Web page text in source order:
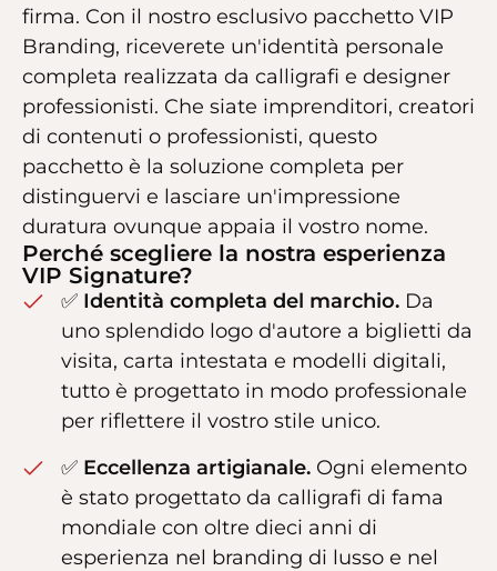
firma. Con il nostro esclusivo pacchetto VIP
Branding, riceverete un'identità personale
completa realizzata da calligrafi e designer
professionisti. Che siate imprenditori, creatori
di contenuti o professionisti, questo
pacchetto è la soluzione completa per
distinguervi e lasciare un'impressione
duratura ovunque appaia il vostro nome.
Perché scegliere la nostra esperienza
VIP Signature?
✅ Identità completa del marchio. Da
uno splendido logo d'autore a biglietti da
visita, carta intestata e modelli digitali,
tutto è progettato in modo professionale
per riflettere il vostro stile unico.
✅ Eccellenza artigianale. Ogni elemento
è stato progettato da calligrafi di fama
mondiale con oltre dieci anni di
esperienza nel branding di lusso e nel